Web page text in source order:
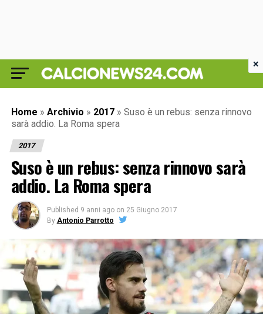
Home » Archivio » 2017 » Suso è un rebus: senza rinnovo
sarà addio. La Roma spera
2017
Suso è un rebus: senza rinnovo sarà
addio. La Roma spera
Published 9 anni ago on 25 Giugno 2017
By Antonio Parrotto
×